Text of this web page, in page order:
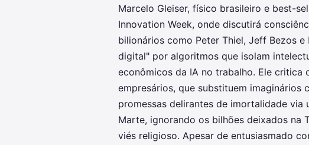
Marcelo Gleiser, físico brasileiro e best-
Innovation Week, onde discutirá
bilionários como Peter Thiel, Jeff Bezos
digital" por algoritmos que isolam
econômicos da IA no trabalho. Ele critica
empresários, que substituem imaginários
promessas delirantes de imortalidade via
Marte, ignorando os bilhões deixados na
viés religioso. Apesar de entusiasmado